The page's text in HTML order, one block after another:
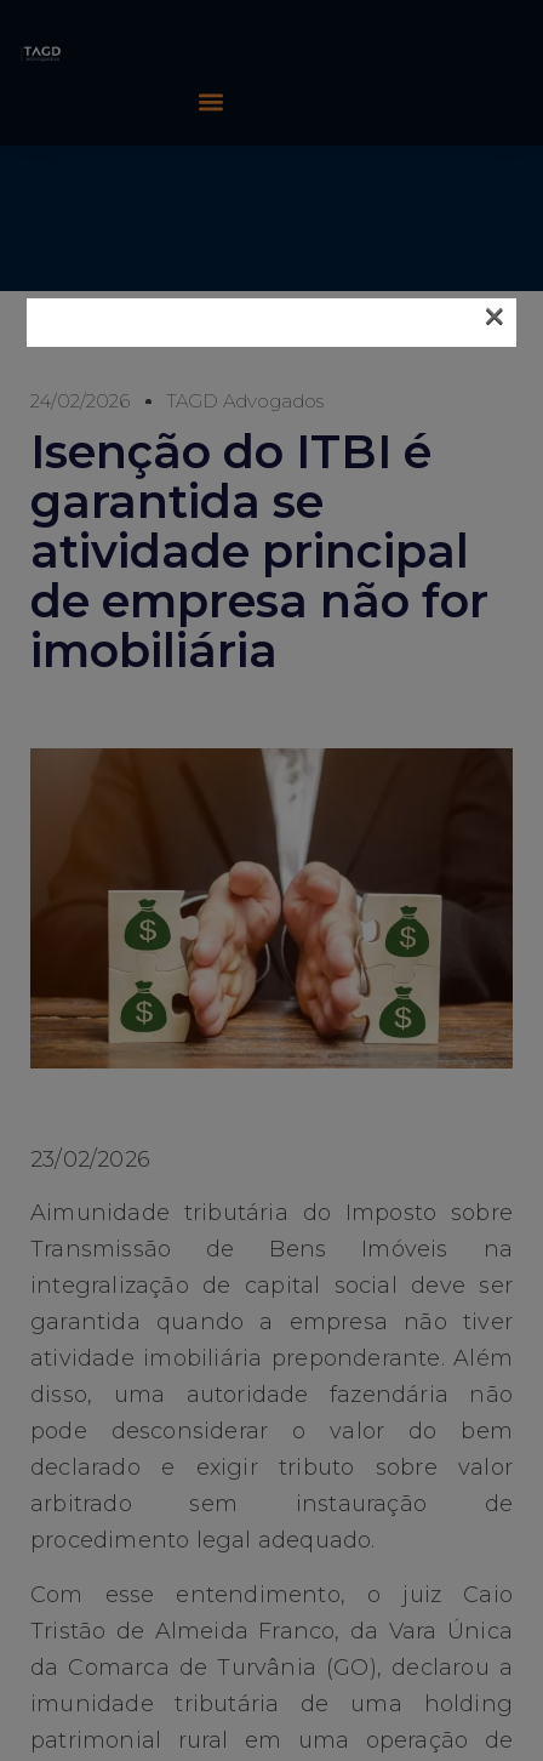
24/02/2026 TAGD Advogados
Isenção do ITBI é
garantida se
atividade principal
de empresa não for
imobiliária
23/02/2026
Aimunidade tributária do Imposto sobre
Transmissão de Bens Imóveis na
integralização de capital social deve ser
garantida quando a empresa não tiver
atividade imobiliária preponderante. Além
disso, uma autoridade fazendária não
pode desconsiderar o valor do bem
declarado e exigir tributo sobre valor
arbitrado sem instauração de
procedimento legal adequado.
Com esse entendimento, o juiz Caio
Tristão de Almeida Franco, da Vara Única
da Comarca de Turvânia (GO), declarou a
imunidade tributária de uma holding
patrimonial rural em uma operação de
×